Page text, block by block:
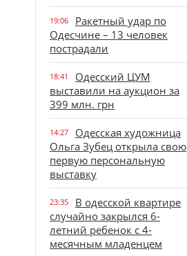
19:06
Ракетный удар по
Одесчине – 13 человек
пострадали
18:41
Одесский ЦУМ
выставили на аукцион за
399 млн. грн
14:27
Одесская художница
Ольга Зубец открыла свою
первую персональную
выставку
23:35
В одесской квартире
случайно закрылся 6-
летний ребенок с 4-
месячным младенцем